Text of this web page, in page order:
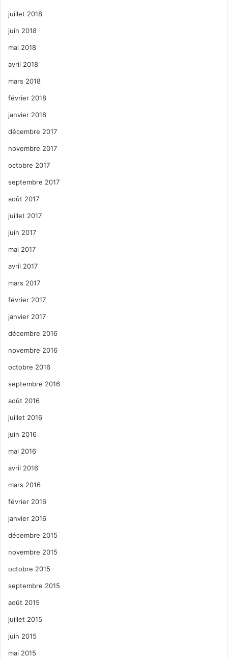
juillet 2018
juin 2018
mai 2018
avril 2018
mars 2018
février 2018
janvier 2018
décembre 2017
novembre 2017
octobre 2017
septembre 2017
août 2017
juillet 2017
juin 2017
mai 2017
avril 2017
mars 2017
février 2017
janvier 2017
décembre 2016
novembre 2016
octobre 2016
septembre 2016
août 2016
juillet 2016
juin 2016
mai 2016
avril 2016
mars 2016
février 2016
janvier 2016
décembre 2015
novembre 2015
octobre 2015
septembre 2015
août 2015
juillet 2015
juin 2015
mai 2015